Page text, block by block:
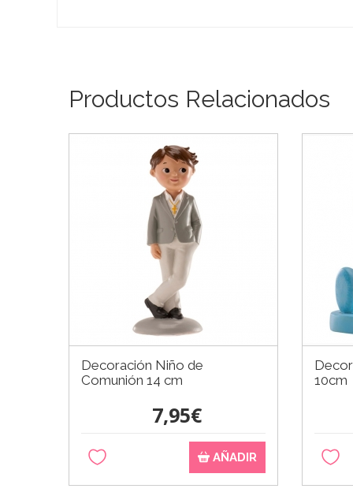
Productos Relacionados
Decoración Niño de
Comunión 14 cm
7,95€
AÑADIR
10cm